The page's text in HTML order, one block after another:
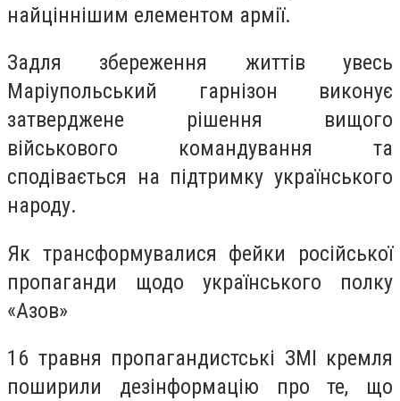
найціннішим елементом армії.
Задля збереження життів увесь
Маріупольський гарнізон виконує
затверджене рішення вищого
військового командування та
сподівається на підтримку українського
народу.
Як трансформувалися фейки російської
пропаганди щодо українського полку
«Азов»
16 травня пропагандистські ЗМІ кремля
поширили дезінформацію про те, що